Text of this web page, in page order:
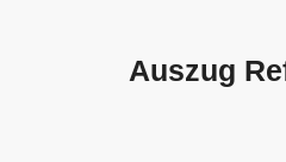
Auszug